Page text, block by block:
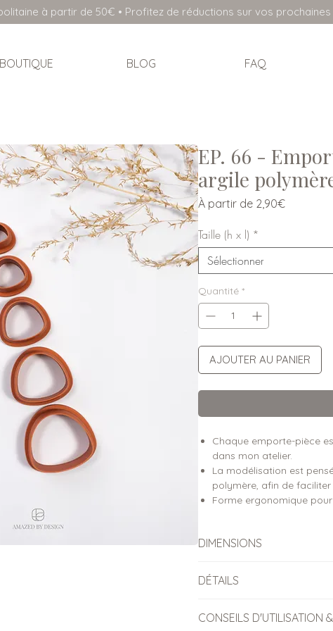
à partir de 50€ • Profitez de réductions sur vos
BOUTIQUE BLOG FAQ
EP. 66 -
argile
À partir de 2,90€Prix
Taille (h x l) *
Sélectionner
Quantité *
AJOUTER AU PANIER
Chaque emporte-pièce
dans mon atelier.
La modélisation est
polymère, afin de
Forme ergonomique
DIMENSIONS
Dimensions des pièces
DÉTAILS
Emporte-pièces conçus
CONSEILS D'UTILISATION